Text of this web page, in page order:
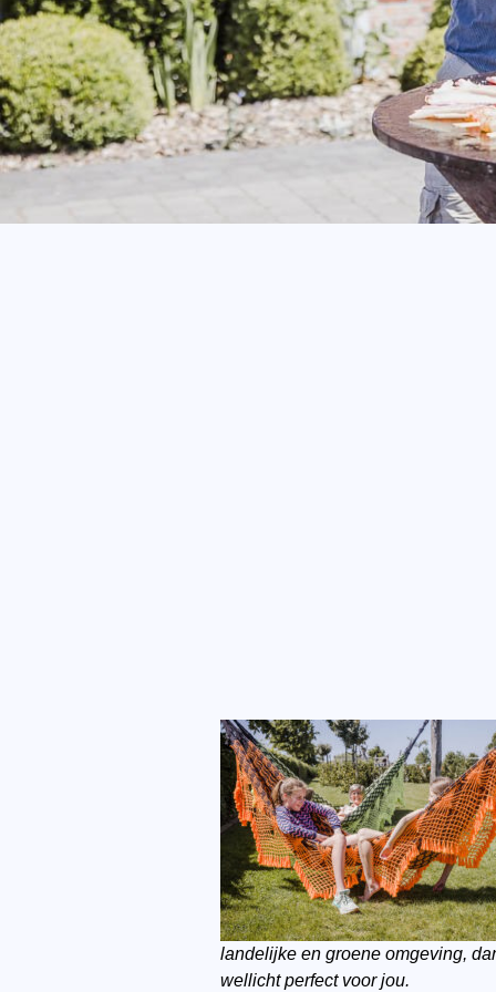
landelijke en groene omgeving,
wellicht perfect voor jou.